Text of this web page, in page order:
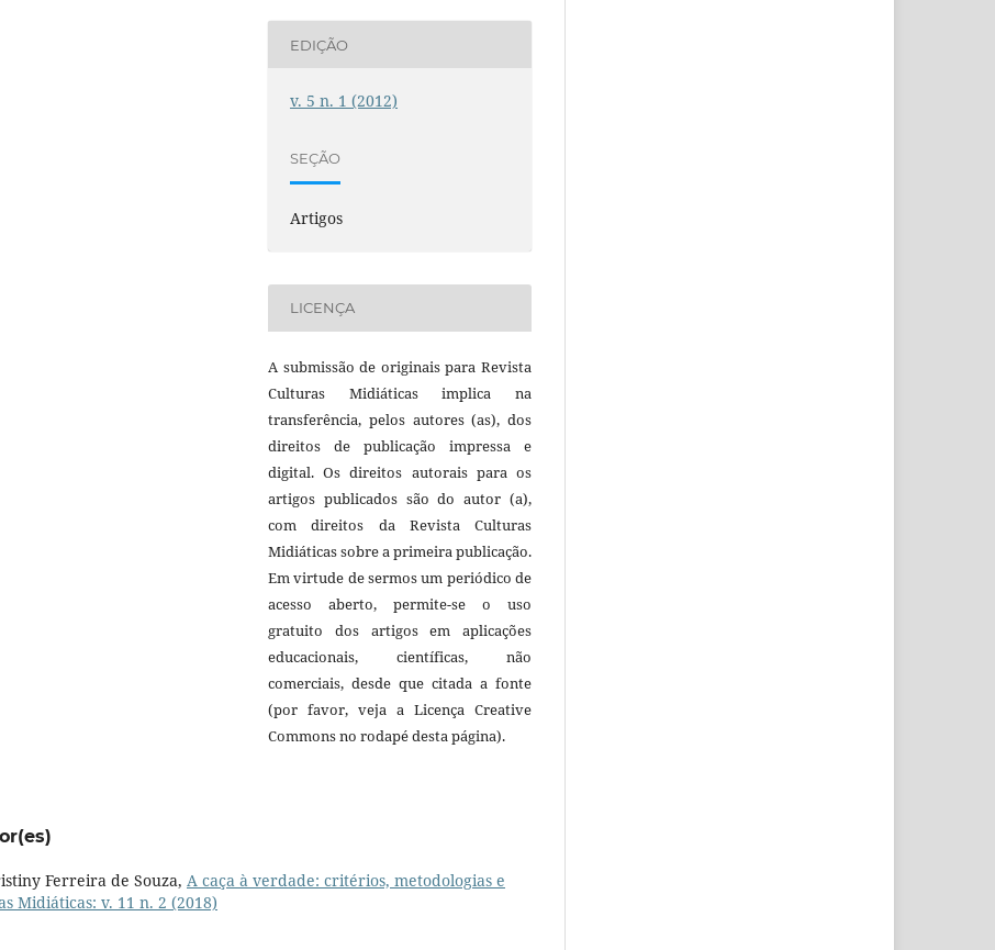
EDIÇÃO
v. 5 n. 1 (2012)
SEÇÃO
Artigos
LICENÇA
A submissão de originais para Revista
Culturas Midiáticas implica na
transferência, pelos autores (as), dos
direitos de publicação impressa e
digital. Os direitos autorais para os
artigos publicados são do autor (a),
com direitos da Revista Culturas
Midiáticas sobre a primeira publicação.
Em virtude de sermos um periódico de
acesso aberto, permite-se o uso
gratuito dos artigos em aplicações
educacionais, científicas, não
comerciais, desde que citada a fonte
(por favor, veja a Licença Creative
Commons no rodapé desta página).
Ferreira de Souza, A caça à verdade: critérios, metodologias e
Midiáticas: v. 11 n. 2 (2018)